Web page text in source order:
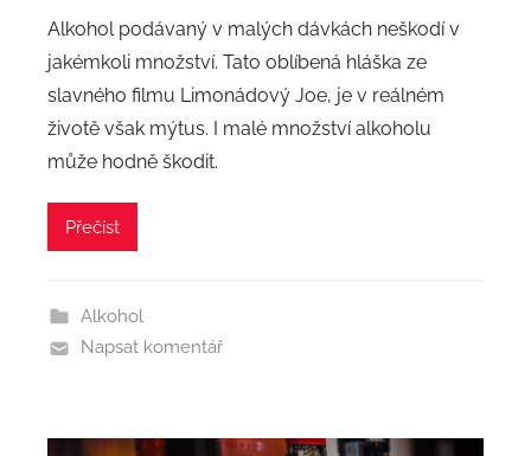
Alkohol podávaný v malých dávkách neškodí v
jakémkoli množství. Tato oblíbená hláška ze
slavného filmu Limonádový Joe, je v reálném
životě však mýtus. I malé množství alkoholu
může hodně škodit.
Přečíst
Alkohol
Napsat komentář